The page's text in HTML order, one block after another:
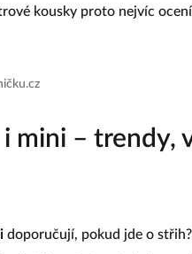
kousky proto nejvíc
mini – trendy,
doporučují, pokud jde o